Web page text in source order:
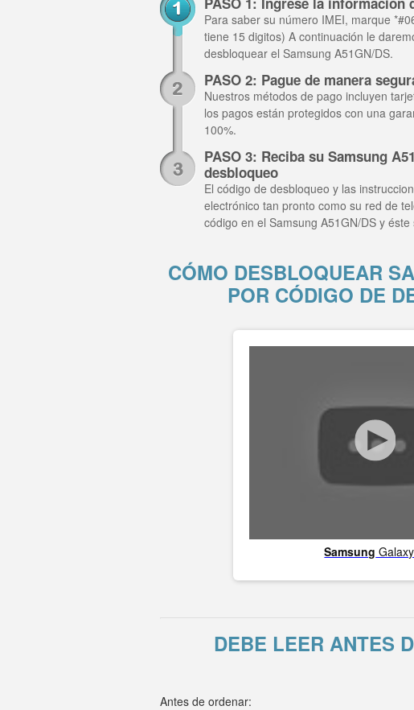
Para saber su número IMEI, marque
tiene 15 digitos) A continuación le
desbloquear el Samsung A51GN/DS.
PASO 2: Pague de manera
Nuestros métodos de pago incluyen
los pagos están protegidos con una
100%.
PASO 3: Reciba su Samsung
desbloqueo
El código de desbloqueo y las
electrónico tan pronto como su red de
código en el Samsung A51GN/DS y
CÓMO DESBLOQUEAR
POR CÓDIGO DE
Samsung
DEBE LEER ANTES
Antes de ordenar: